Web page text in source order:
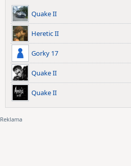
Quake II
Heretic II
Gorky 17
Quake II
Quake II